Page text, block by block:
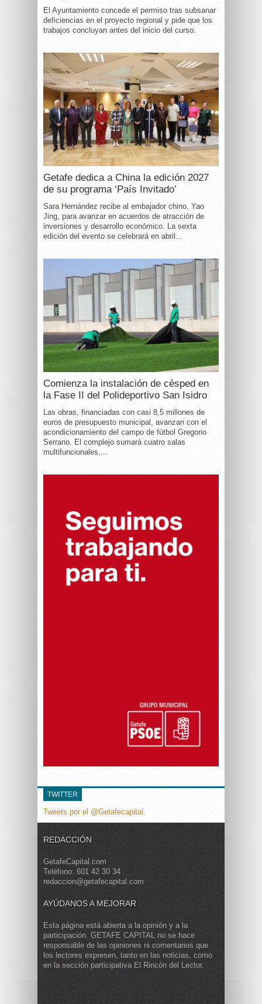
El Ayuntamiento concede el permiso tras subsanar
deficiencias en el proyecto regional y pide que los
trabajos concluyan antes del inicio del curso.
Getafe dedica a China la edición 2027
de su programa ‘País Invitado’
Sara Hernández recibe al embajador chino, Yao
Jing, para avanzar en acuerdos de atracción de
inversiones y desarrollo económico. La sexta
edición del evento se celebrará en abril...
Comienza la instalación de césped en
la Fase II del Polideportivo San Isidro
Las obras, financiadas con casi 8,5 millones de
euros de presupuesto municipal, avanzan con el
acondicionamiento del campo de fútbol Gregorio
Serrano. El complejo sumará cuatro salas
multifuncionales,...
TWITTER
Tweets por el @Getafecapital.
REDACCIÓN
GetafeCapital.com
Teléfono: 601 42 30 34
redaccion@getafecapital.com
AYÚDANOS A MEJORAR
Esta página está abierta a la opinión y a la
participación. GETAFE CAPITAL no se hace
responsable de las opiniones ni comentarios que
los lectores expresen, tanto en las noticias, como
en la sección participativa El Rincón del Lector.